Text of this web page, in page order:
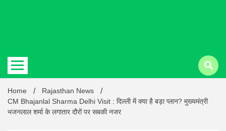
Latest
Home
Rajasthan News
CM Bhajanlal Sharma Delhi Visit : दिल्ली में क्या है बड़ा प्लान? मुख्यमंत्री
भजनलाल शर्मा के लगातार दौरों पर सबकी नजर